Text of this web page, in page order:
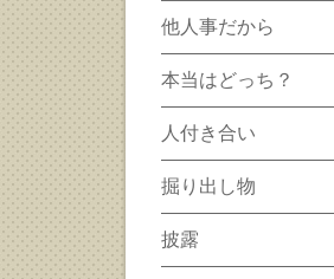
他人事だから
本当はどっち？
人付き合い
掘り出し物
披露